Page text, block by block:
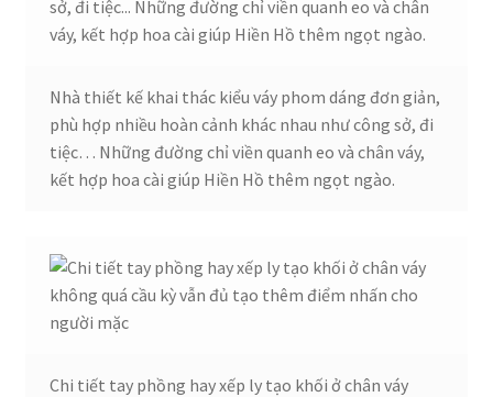
Nhà thiết kế khai thác kiểu váy phom dáng đơn giản,
phù hợp nhiều hoàn cảnh khác nhau như công sở, đi
tiệc… Những đường chỉ viền quanh eo và chân váy,
kết hợp hoa cài giúp Hiền Hồ thêm ngọt ngào.
Chi tiết tay phồng hay xếp ly tạo khối ở chân váy